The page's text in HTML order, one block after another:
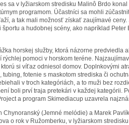
sa v lyžiarskom stredisku Malinô Brdo
programom. Účastníci sa mohli
a tak mali možnosť získať zaujímavé
športu a hudobnej scény, ako napríklad Peter
horskej služby, ktorá názorne predviedla
rýchlej pomoci v horskom teréne.
si víťaz odniesol domov. Doplnkovými
fotenie s maskotom strediska či
v troch kategóriách, a to muži bez
boli prví traja pretekári v každej kategórii.
a program Skimediacup uzavrela
Chynoranský (Jemné melódie) a Marek
o rok v Ružomberku, v lyžiarskom